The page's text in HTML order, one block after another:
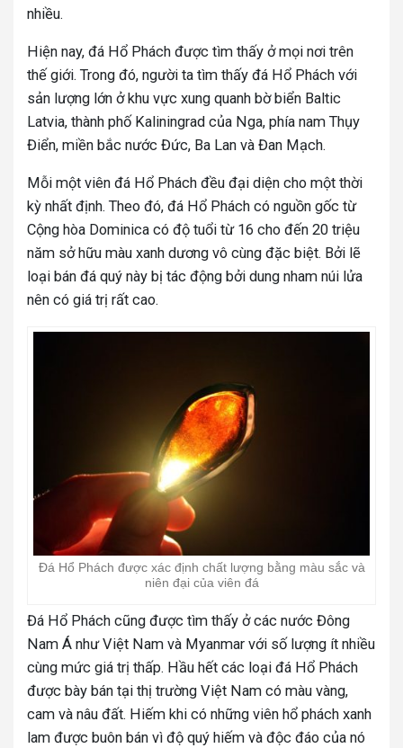
nhiều.
Hiện nay, đá Hổ Phách được tìm thấy ở mọi nơi trên
thế giới. Trong đó, người ta tìm thấy đá Hổ Phách với
sản lượng lớn ở khu vực xung quanh bờ biển Baltic
Latvia, thành phố Kaliningrad của Nga, phía nam Thụy
Điển, miền bắc nước Đức, Ba Lan và Đan Mạch.
Mỗi một viên đá Hổ Phách đều đại diện cho một thời
kỳ nhất định. Theo đó, đá Hổ Phách có nguồn gốc từ
Cộng hòa Dominica có độ tuổi từ 16 cho đến 20 triệu
năm sở hữu màu xanh dương vô cùng đặc biệt. Bởi lẽ
loại bán đá quý này bị tác động bởi dung nham núi lửa
nên có giá trị rất cao.
Đá Hổ Phách được xác định chất lượng bằng màu sắc và
niên đại của viên đá
Đá Hổ Phách cũng được tìm thấy ở các nước Đông
Nam Á như Việt Nam và Myanmar với số lượng ít nhiều
cùng mức giá trị thấp. Hầu hết các loại đá Hổ Phách
được bày bán tại thị trường Việt Nam có màu vàng,
cam và nâu đất. Hiếm khi có những viên hổ phách xanh
lam được buôn bán vì độ quý hiếm và độc đáo của nó